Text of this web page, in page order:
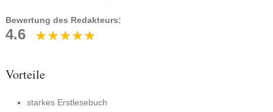
Bewertung des Redakteurs:
4.6
Vorteile
starkes Erstlesebuch